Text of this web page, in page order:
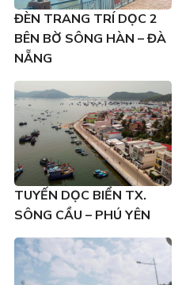
ĐÈN TRANG TRÍ DỌC 2
BÊN BỜ SÔNG HÀN – ĐÀ
NẴNG
TUYẾN DỌC BIỂN TX.
SÔNG CẦU – PHÚ YÊN